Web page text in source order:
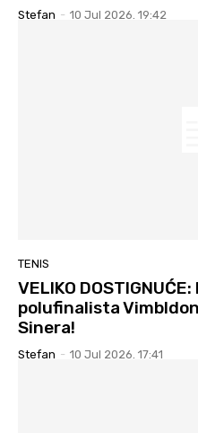
Stefan - 10 Jul 2026. 19:42
TENIS
VELIKO
polufinalista
Sinera!
Stefan - 10 Jul 2026. 17:41